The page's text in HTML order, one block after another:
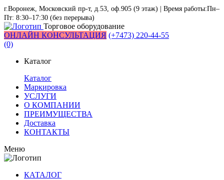
г.Воронеж, Московский пр-т, д.53, оф.905 (9 этаж) | Время работы:Пн–
Пт: 8:30–17:30 (без перерыва)
Торговое оборудование
ОНЛАЙН КОНСУЛЬТАЦИЯ (+7473) 220-44-55
(0)
Каталог
Каталог
Маркировка
УСЛУГИ
О КОМПАНИИ
ПРЕИМУЩЕСТВА
Доставка
КОНТАКТЫ
Меню
КАТАЛОГ